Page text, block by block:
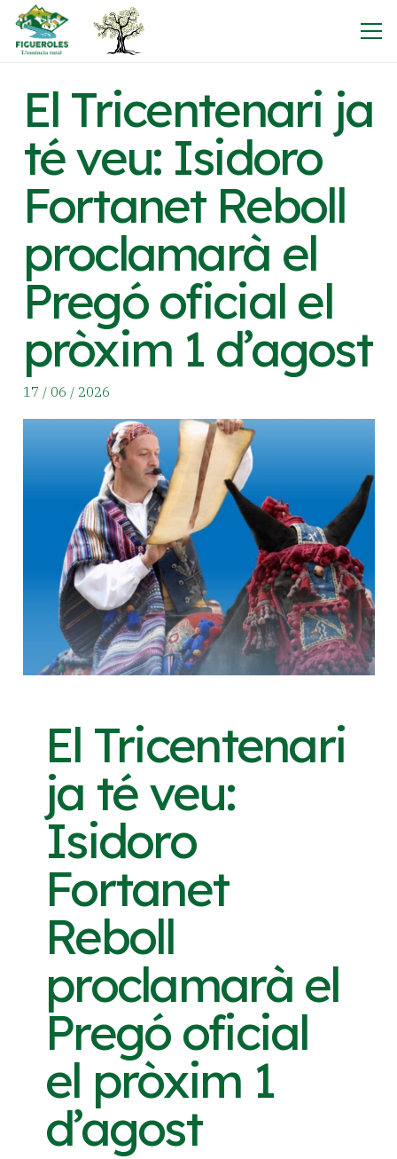
El Tricentenari ja
té veu: Isidoro
Fortanet Reboll
proclamarà el
Pregó oficial el
pròxim 1 d’agost
17 / 06 / 2026
El Tricentenari
ja té veu:
Isidoro
Fortanet
Reboll
proclamarà el
Pregó oficial
el pròxim 1
d’agost